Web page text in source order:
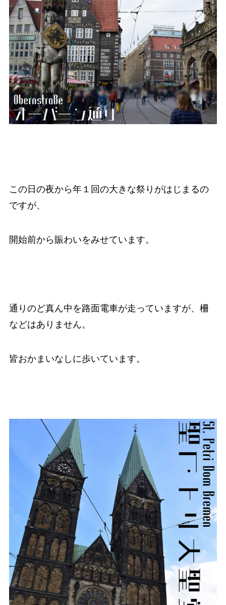
この日の夜から年１回の大きな祭りがはじまるの
ですが、
開始前から賑わいをみせています。
通りのど真ん中を路面電車が走っていますが、柵
などはありません。
皆おかまいなしに歩いています。